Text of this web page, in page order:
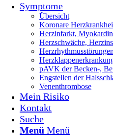
Symptome
Übersicht
Koronare
Herz­in­farkt,
Herz­schwäche,
pAVK der Becken-,
Eng­stellen der
Venen­throm­bose
Mein Risiko
Kontakt
Suche
Menü Menü